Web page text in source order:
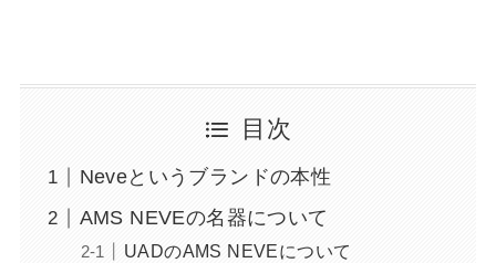
目次
Neveというブランドの本性
AMS NEVEの名器について
UADのAMS NEVEについて